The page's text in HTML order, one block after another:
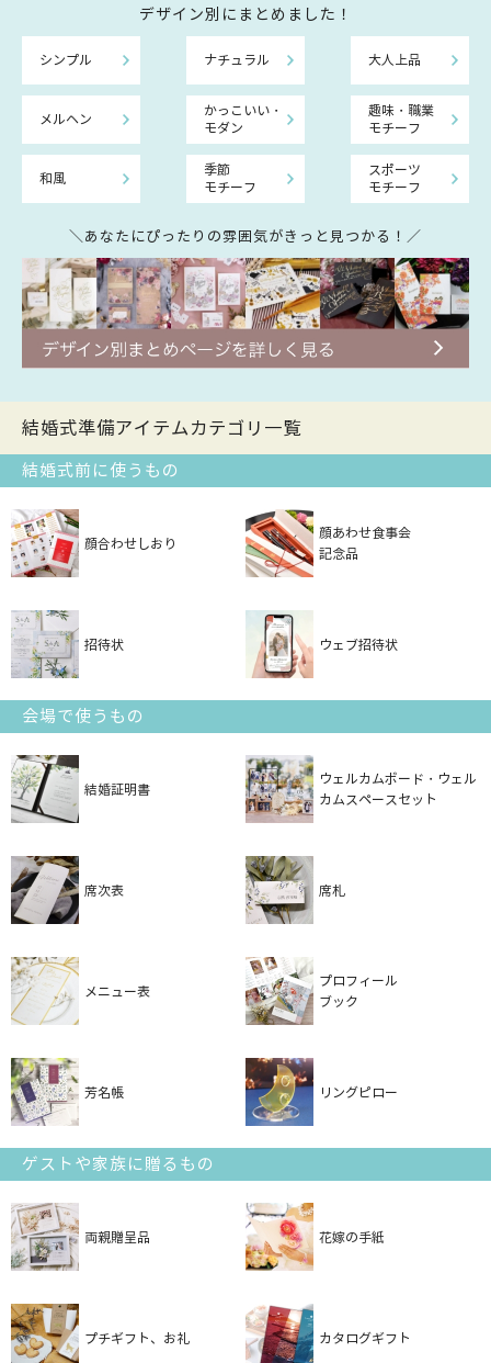
デザイン別にまとめました！
シンプル ナチュラル 大人上品
メルヘン
かっこいい・
モダン
趣味・職業
モチーフ
和風
季節
モチーフ
スポーツ
モチーフ
＼あなたにぴったりの雰囲気がきっと見つかる！／
結婚式準備アイテムカテゴリ一覧
結婚式前に使うもの
顔合わせしおり
顔あわせ食事会
記念品
招待状 ウェブ招待状
会場で使うもの
結婚証明書
ウェルカムボード・ウェル
カムスペースセット
席次表 席札
メニュー表
プロフィール
ブック
芳名帳 リングピロー
ゲストや家族に贈るもの
両親贈呈品 花嫁の手紙
プチギフト、お礼 カタログギフト